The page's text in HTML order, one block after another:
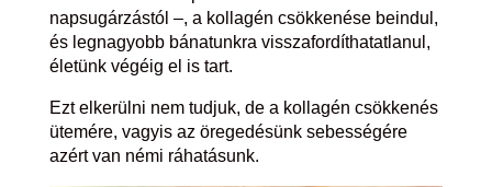
napsugárzástól –, a kollagén csökkenése beindul,
és legnagyobb bánatunkra visszafordíthatatlanul,
életünk végéig el is tart.
Ezt elkerülni nem tudjuk, de a kollagén csökkenés
ütemére, vagyis az öregedésünk sebességére
azért van némi ráhatásunk.